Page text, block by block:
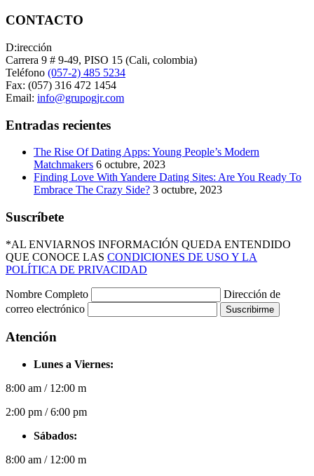
CONTACTO
D:irección
Carrera 9 # 9-49, PISO 15 (Cali, colombia)
Teléfono (057-2) 485 5234
Fax: (057) 316 472 1454
Email: info@grupogjr.com
Entradas recientes
The Rise Of Dating Apps: Young People’s Modern
Matchmakers 6 octubre, 2023
Finding Love With Yandere Dating Sites: Are You Ready To
Embrace The Crazy Side? 3 octubre, 2023
Suscríbete
*AL ENVIARNOS INFORMACIÓN QUEDA ENTENDIDO
QUE CONOCE LAS CONDICIONES DE USO Y LA
POLÍTICA DE PRIVACIDAD
Nombre Completo
Dirección de
correo electrónico
Suscribirme
Atención
Lunes a Viernes:
8:00 am / 12:00 m
2:00 pm / 6:00 pm
Sábados:
8:00 am / 12:00 m